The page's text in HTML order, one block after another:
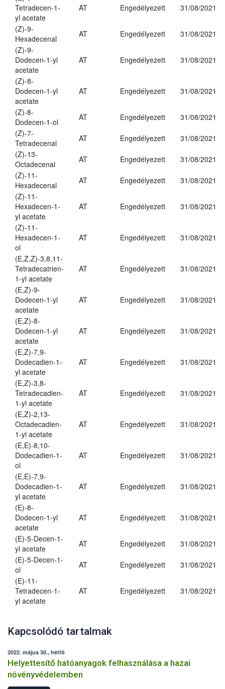
Tetradecen-1-
yl acetate
AT Engedélyezett 31/08/2021
(Z)-9-
Hexadecenal
AT Engedélyezett
31/08/2021
(Z)-9-
Dodecen-1-yl
acetate
AT Engedélyezett 31/08/2021
(Z)-8-
Dodecen-1-yl
acetate
AT Engedélyezett 31/08/2021
(Z)-8-
Dodecen-1-ol
AT Engedélyezett
31/08/2021
(Z)-7-
Tetradecenal
AT Engedélyezett
31/08/2021
(Z)-13-
Octadecenal
AT Engedélyezett
31/08/2021
(Z)-11-
Hexadecenal
AT Engedélyezett
31/08/2021
(Z)-11-
Hexadecen-1-
yl acetate
AT Engedélyezett 31/08/2021
(Z)-11-
Hexadecen-1-
ol
AT Engedélyezett 31/08/2021
(E,Z,Z)-3,8,11-
Tetradecatrien-
1-yl acetate
AT Engedélyezett 31/08/2021
(E,Z)-9-
Dodecen-1-yl
acetate
AT Engedélyezett 31/08/2021
(E,Z)-8-
Dodecen-1-yl
acetate
AT Engedélyezett 31/08/2021
(E,Z)-7,9-
Dodecadien-1-
yl acetate
AT Engedélyezett 31/08/2021
(E,Z)-3,8-
Tetradecadien-
1-yl acetate
AT Engedélyezett 31/08/2021
(E,Z)-2,13-
Octadecadien-
1-yl acetate
AT Engedélyezett 31/08/2021
(E,E)-8,10-
Dodecadien-1-
ol
AT Engedélyezett 31/08/2021
(E,E)-7,9-
Dodecadien-1-
yl acetate
AT Engedélyezett 31/08/2021
(E)-8-
Dodecen-1-yl
acetate
AT Engedélyezett 31/08/2021
(E)-5-Decen-1-
yl acetate
AT Engedélyezett
31/08/2021
(E)-5-Decen-1-
ol
AT Engedélyezett
31/08/2021
(E)-11-
Tetradecen-1-
yl acetate
AT Engedélyezett 31/08/2021
Kapcsolódó tartalmak
2022. május 30., hétfő
Helyettesítő hatóanyagok felhasználása a hazai
növényvédelemben